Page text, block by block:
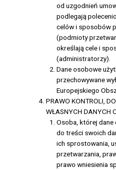
od uzgodnień
podlegają
celów i sposobów
(podmioty
określają cele i
(administratorzy).
Dane osobowe
przechowywane
Europejskiego
PRAWO KONTROLI,
WŁASNYCH DANYCH
Osoba, której
do treści swoich
ich sprostowania,
przetwarzania,
prawo wniesienia